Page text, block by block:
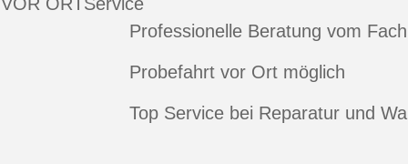
Professionelle Beratung vom
Probefahrt vor Ort möglich
Top Service bei Reparatur und